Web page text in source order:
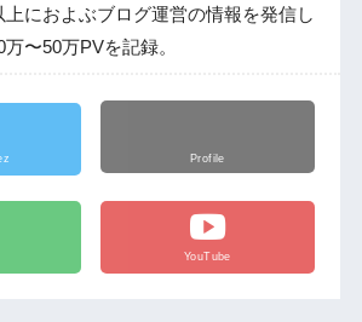
におよぶブログ運営の情報を発信し
〜50万PVを記録。
Profile
YouTube